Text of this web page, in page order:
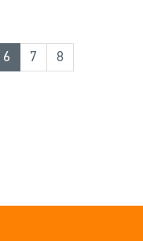
6 7
8